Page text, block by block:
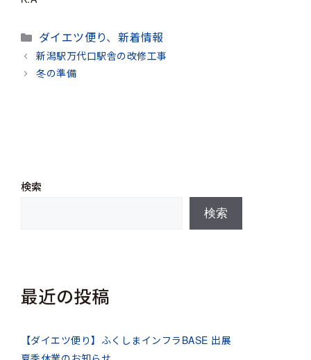
カ
テ
ゴ
ダイエツ便り、 新着情報
新潟駅万代口駅舎の改修工事
冬の準備
検索
検索
最近の投稿
【ダイエツ便り】ふくしまインフラBASE 出展